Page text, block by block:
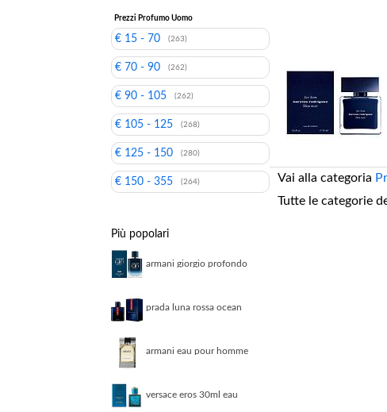
Prezzi Profumo Uomo
€ 15 - 70 (263)
€ 70 - 90 (262)
€ 90 - 105 (262)
€ 105 - 125 (268)
€ 125 - 150 (280)
€ 150 - 355 (264)
Più popolari
armani giorgio profondo
prada luna rossa ocean
armani eau pour homme
versace eros 30ml eau
Vai alla categoria
Tutte le categorie